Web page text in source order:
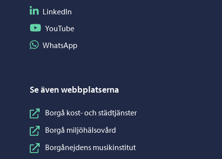
Följ på LinkedIn
LinkedIn
Följ på YouTube
YouTube
Dela på WhatsApp
WhatsApp
Se även webbplatserna
Borgå kost- och städtjänster
Borgå miljöhälsovård
Borgånejdens musikinstitut